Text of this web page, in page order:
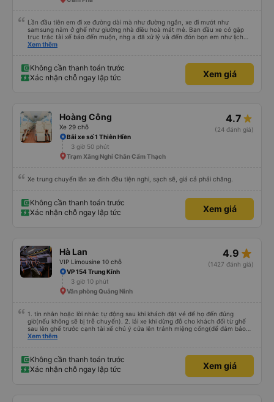
Lần đầu tiên em đi xe đường dài mà như đường ngắn, xe đi mướt như
samsung nằm ở ghế như giường nhà điều hoà mát mẻ. Ban đầu xe có gặp
trục trặc tài xế báo đến muộn, nhg a đã xử lý và đến đón bọn em như lịch
trên hệ thống. Anh tài xế Văn Sĩ quá vui tính và nhiệt tình, trời mưa gió đã
Xem thêm
Không cần thanh toán trước
Xác nhận chỗ ngay lập tức
Xem giá
Hoàng Công
Xe 29 chỗ
4.7
(24 đánh giá)
Bãi xe số 1 Thiên Hiền
3 giờ 50 phút
Trạm Xăng Nghỉ Chân Cẩm Thạch
Xe trung chuyển lẫn xe đính đều tiện nghi, sạch sẽ, giá cả phải chăng.
Không cần thanh toán trước
Xác nhận chỗ ngay lập tức
Xem giá
Hà Lan
VIP Limousine 10 chỗ
4.9 star_rate
(1427 đánh giá)
VP 154 Trung Kính
3 giờ 10 phút
Văn phòng Quảng Ninh
1. tin nhắn hoặc lời nhắc tự động sau khi khách đặt vé để họ đến đúng
giờ(nếu không sẽ bị trễ chuyến). 2. lái xe khi dừng đỗ cho khách đổi từ ghế
sau lên ghế trước cạnh tài xế chú ý cửa lên tránh miệng cống(để đảm bảo
an toàn cho khách- tại HN: miệng cống bằng sắt chữ nhật dạng ô lưới, cửa
Tng kịp 20h, để khách nối chuyến Xe 11 chỗ nên thoáng đãng.
Xem thêm
Không cần thanh toán trước
Xác nhận chỗ ngay lập tức
Xem giá